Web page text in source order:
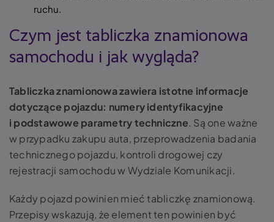
ruchu.
Czym jest tabliczka znamionowa
samochodu i jak wygląda?
Tabliczka znamionowa zawiera istotne informacje
dotyczące pojazdu: numery identyfikacyjne
i podstawowe parametry techniczne. Są one ważne
w przypadku zakupu auta, przeprowadzenia badania
technicznego pojazdu, kontroli drogowej czy
rejestracji samochodu w Wydziale Komunikacji.
Każdy pojazd powinien mieć tabliczkę znamionową.
Przepisy wskazują, że element ten powinien być